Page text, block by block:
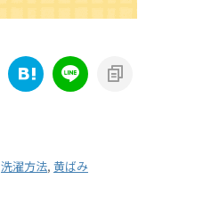
洗濯方法, 黄ばみ